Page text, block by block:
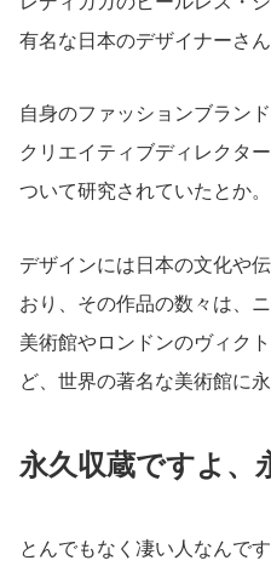
有名な日本のデザイナーさん
自身のファッションブラン
クリエイティブディレクタ
ついて研究されていたとか。
デザインには日本の文化や
おり、その作品の数々は、
美術館やロンドンのヴィク
ど、世界の著名な美術館に
永久収蔵ですよ、
とんでもなく凄い人なんで